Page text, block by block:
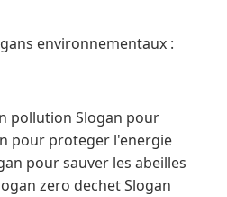
environnementaux :
pollution Slogan pour
pour proteger l'energie
pour sauver les abeilles
zero dechet Slogan